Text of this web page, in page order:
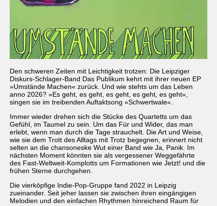
Den schweren Zeiten mit Leichtigkeit trotzen: Die Leipziger
Diskurs-Schlager-Band Das Publikum kehrt mit ihrer neuen EP
»Umstände Machen« zurück. Und wie stehts um das Leben
anno 2026? »Es geht, es geht, es geht, es geht, es geht«,
singen sie im treibenden Auftaktsong »Schwertwale«.
Immer wieder drehen sich die Stücke des Quartetts um das
Gefühl, im Taumel zu sein. Um das Für und Wider, das man
erlebt, wenn man durch die Tage strauchelt. Die Art und Weise,
wie sie dem Trott des Alltags mit Trotz begegnen, erinnert nicht
selten an die chansoneske Wut einer Band wie Ja, Panik. Im
nächsten Moment könnten sie als vergessener Weggefährte
des Fast-Weltweit-Komplotts um Formationen wie Jetzt! und die
frühen Sterne durchgehen.
Die vierköpfige Indie-Pop-Gruppe fand 2022 in Leipzig
zueinander. Seit jeher lassen sie zwischen ihren eingängigen
Melodien und den einfachen Rhythmen hinreichend Raum für